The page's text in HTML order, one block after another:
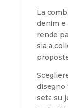
La
denim e
rende
sia a
disegno
seta su